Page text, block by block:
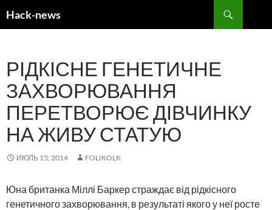
Hack-news
РІДКІСНЕ ГЕНЕТИЧНЕ
ЗАХВОРЮВАННЯ
ПЕРЕТВОРЮЄ ДІВЧИНКУ
НА ЖИВУ СТАТУЮ
ИЮЛЬ 15, 2014 FOLIKOLK
Юна британка Міллі Баркер страждає від рідкісного
генетичного захворювання, в результаті якого у неї росте